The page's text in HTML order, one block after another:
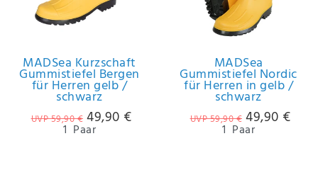
MADSea Kurzschaft
Gummistiefel Bergen
für Herren gelb /
schwarz
UVP 59,90 € 49,90 €
1 Paar
MADSea
Gummistiefel Nordic
für Herren in gelb /
schwarz
UVP 59,90 € 49,90 €
1 Paar